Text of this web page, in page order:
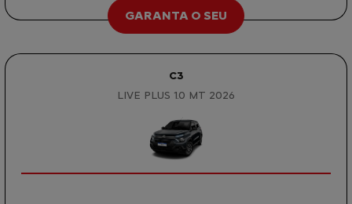
GARANTA O SEU
C3
LIVE PLUS 1.0 MT 2026